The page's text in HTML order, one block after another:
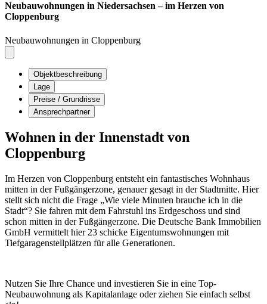
Neubauwohnungen in Niedersachsen – im Herzen von
Cloppenburg
Neubauwohnungen in Cloppenburg
Objektbeschreibung
Lage
Preise / Grundrisse
Ansprechpartner
Wohnen in der Innenstadt von
Cloppenburg
Im Herzen von Cloppenburg entsteht ein fantastisches Wohnhaus
mitten in der Fußgängerzone, genauer gesagt in der Stadtmitte. Hier
stellt sich nicht die Frage „Wie viele Minuten brauche ich in die
Stadt“? Sie fahren mit dem Fahrstuhl ins Erdgeschoss und sind
schon mitten in der Fußgängerzone. Die Deutsche Bank Immobilien
GmbH vermittelt hier 23 schicke Eigentumswohnungen mit
Tiefgaragenstellplätzen für alle Generationen.
Nutzen Sie Ihre Chance und investieren Sie in eine Top-
Neubauwohnung als Kapitalanlage oder ziehen Sie einfach selbst